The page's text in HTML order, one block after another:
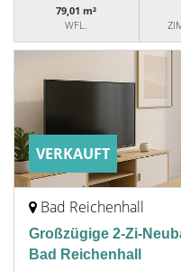
79,01 m²
WFL.
VERKAUFT
Bad Reichenhall
Großzügige 2-Zi-
Bad Reichenhall